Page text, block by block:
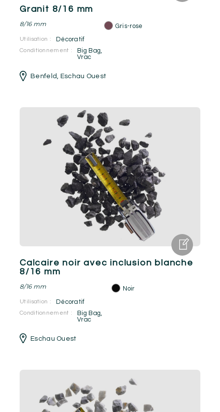
Granit 8/16 mm
8/16 mm Gris-rose
Utilisation : Décoratif
Conditionnement : Big Bag,
Vrac
Benfeld, Eschau Ouest
Calcaire noir avec inclusion blanche
8/16 mm
8/16 mm Noir
Utilisation : Décoratif
Conditionnement : Big Bag,
Vrac
Eschau Ouest